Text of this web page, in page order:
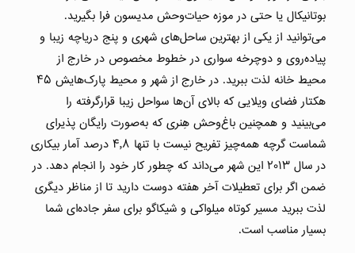
بوتانیکال یا حتی در موزه حیات‌وحش مدیسون فرا بگیرید.
می‌توانید از یکی از بهترین ساحل‌های شهری و پنج دریاچه زیبا و
پیاده‌روی و دوچرخه سواری در خطوط مخصوص در خارج از
محیط خانه لذت ببرید. در خارج از شهر و محیط پارک‌هایش ۴۵
هکتار فضای ویلایی که بالای آن‌ها سواحل زیبا قرارگرفته را
می‌بینید و همچنین باغ‌وحش هِنری که به‌صورت رایگان پذیرای
شماست گرچه همه‌چیز تفریح نیست با تنها ۴٫۸ درصد آمار بیکاری
در سال ۲۰۱۳ این شهر می‌داند که چطور کار خود را انجام دهد. در
ضمن اگر برای تعطیلات آخر هفته دوست دارید تا از مناظر دیگری
لذت ببرید مسیر کوتاه میلواکی و شیکاگو برای سفر جاده‌ای شما
بسیار مناسب است.